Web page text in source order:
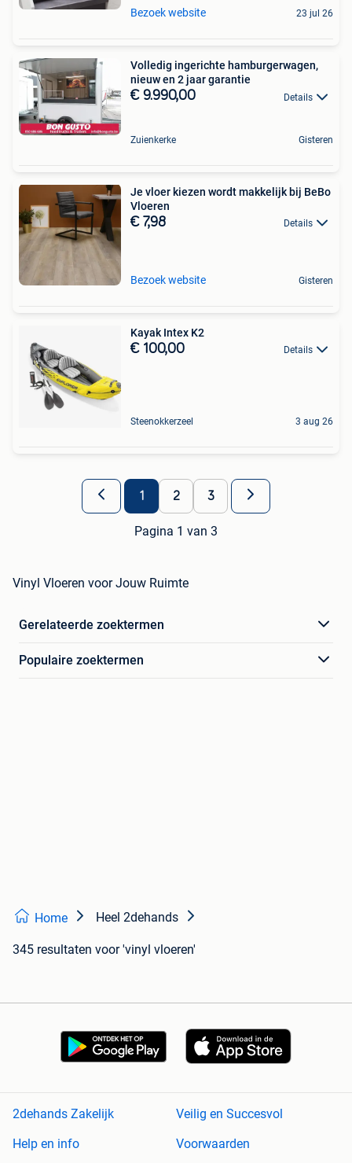
Bezoek website 23 jul 26
Volledig ingerichte hamburgerwagen,
nieuw en 2 jaar garantie
€ 9.990,00 Details
Zuienkerke Gisteren
Je vloer kiezen wordt makkelijk bij BeBo
Vloeren
€ 7,98 Details
Bezoek website Gisteren
Kayak Intex K2
€ 100,00 Details
Steenokkerzeel 3 aug 26
1 2 3
Pagina 1 van 3
Vinyl Vloeren voor Jouw Ruimte
Gerelateerde zoektermen
Populaire zoektermen
Home Heel 2dehands
345 resultaten voor 'vinyl vloeren'
2dehands Zakelijk
Veilig en Succesvol
Help en info
Voorwaarden